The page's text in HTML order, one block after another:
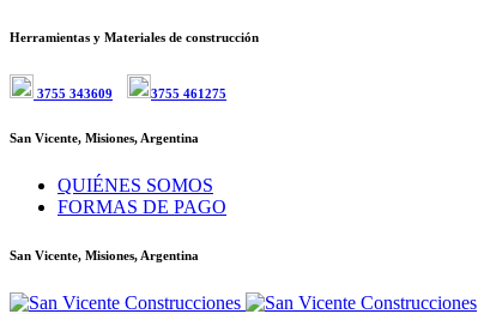
Herramientas y Materiales de construcción
3755 343609 3755 461275
San Vicente, Misiones, Argentina
QUIÉNES SOMOS
FORMAS DE PAGO
San Vicente, Misiones, Argentina